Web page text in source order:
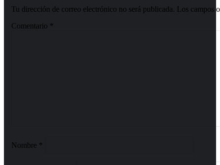
Tu dirección de correo electrónico no será publicada. Los campos
Comentario *
Nombre *